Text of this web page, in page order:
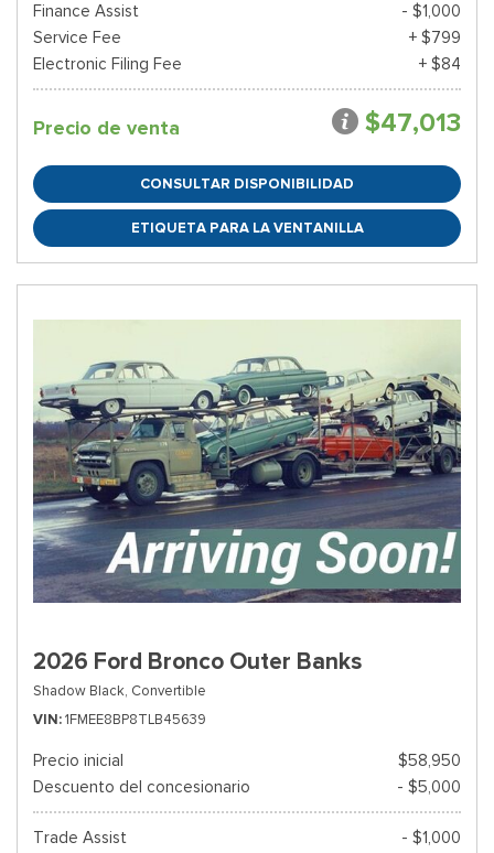
Finance Assist
- $1,000
Service Fee
+ $799
Electronic Filing Fee
+ $84
Precio de venta $47,013
CONSULTAR DISPONIBILIDAD
ETIQUETA PARA LA VENTANILLA
2026 Ford Bronco Outer Banks
Shadow Black, Convertible
VIN 1FMEE8BP8TLB45639
Precio inicial
$58,950
Descuento del concesionario
- $5,000
Trade Assist
- $1,000